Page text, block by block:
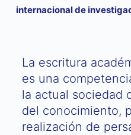
internacional de
La escritura
es una
la actual sociedad
del conocimiento,
realización de